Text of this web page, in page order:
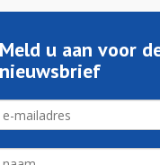
Meld u aan voor
nieuwsbrief